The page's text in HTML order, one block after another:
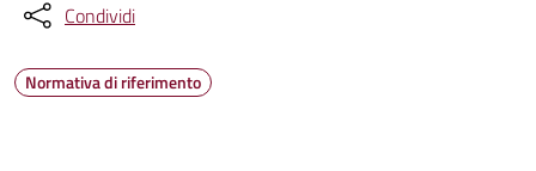
Condividi
Normativa di riferimento